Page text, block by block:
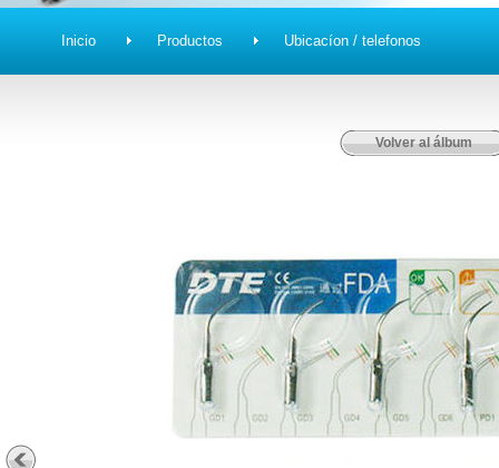
Inicio Productos Ubicacíon / telefonos
Volver al álbum